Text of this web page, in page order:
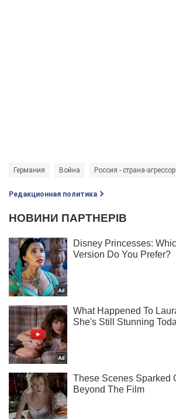
Германия Война Россия - страна-агрессор
Редакционная политика